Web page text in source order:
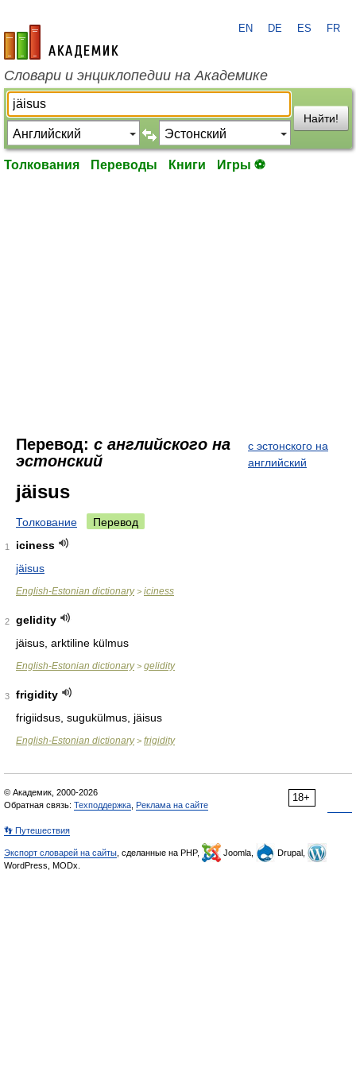
academic.ru
EN DE ES FR
Словари и энциклопедии на Академике
Найти!
Толкования Переводы Книги Игры ⚽
Перевод: с английского на
эстонский
с эстонского на
английский
jäisus
Толкование Перевод
1
iciness
jäisus
English-Estonian dictionary> iciness
2
gelidity
jäisus, arktiline külmus
English-Estonian dictionary> gelidity
3
frigidity
frigiidsus, sugukülmus, jäisus
English-Estonian dictionary> frigidity
18+
© Академик, 2000-2026
Обратная связь: Техподдержка Реклама на сайте
👣 Путешествия
Экспорт словарей на сайты , сделанные на PHP, Joomla,
Drupal,
WordPress, MODx.